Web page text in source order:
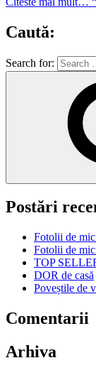
Caută:
Search for:
Postări
Fotolii de
Fotolii de
TOP
DOR de casă
Poveștile de
Comentarii
Arhiva